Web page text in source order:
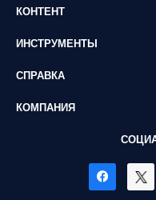
КОНТЕНТ
ИНСТРУМЕНТЫ
СПРАВКА
КОМПАНИЯ